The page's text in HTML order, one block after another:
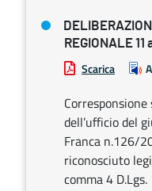
REGIONALE
Scarica
dell’ufficio del
Franca n.126/
riconosciuto
comma 4